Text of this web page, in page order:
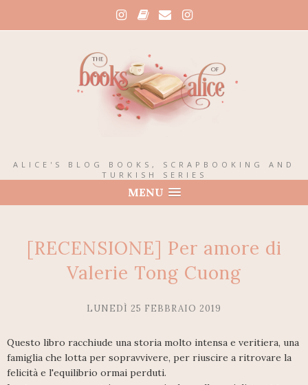
ALICE'S BLOG BOOKS, SCRAPBOOKING AND
TURKISH SERIES
MENU
[RECENSIONE] Per amore di
Valerie Tong Cuong
LUNEDÌ 25 FEBBRAIO 2019
Questo libro racchiude una storia molto intensa e veritiera, una
famiglia che lotta per sopravvivere, per riuscire a ritrovare la
felicità e l'equilibrio ormai perduti.